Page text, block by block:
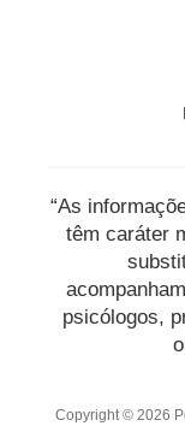
“As
têm caráter
psicólogos,
Copyright © 2026